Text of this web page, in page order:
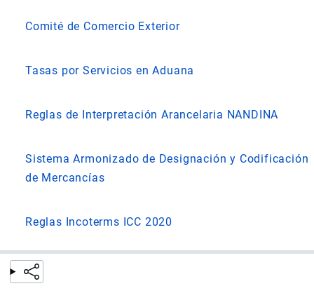
Comité de Comercio Exterior
Tasas por Servicios en Aduana
Reglas de Interpretación Arancelaria NANDINA
Sistema Armonizado de Designación y Codificación
de Mercancías
Reglas Incoterms ICC 2020